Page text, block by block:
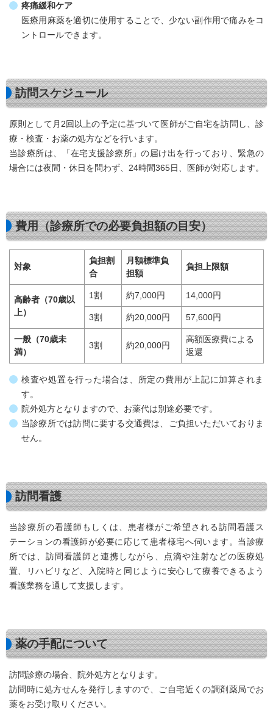
疼痛緩和ケア
医療用麻薬を適切に使用することで、少ない副作用で痛みをコ
ントロールできます。
訪問スケジュール
原則として月2回以上の予定に基づいて医師がご自宅を訪問し、診
療・検査・お薬の処方などを行います。
当診療所は、「在宅支援診療所」の届け出を行っており、緊急の
場合には夜間・休日を問わず、24時間365日、医師が対応します。
費用（診療所での必要負担額の目安）
対象
負担割
合
月額標準負
担額
負担上限額
高齢者（70歳以
上）
1割 約7,000円 14,000円
3割 約20,000円 57,600円
一般（70歳未
満）
3割 約20,000円
高額医療費による
返還
検査や処置を行った場合は、所定の費用が上記に加算されま
す。
院外処方となりますので、お薬代は別途必要です。
当診療所では訪問に要する交通費は、ご負担いただいておりま
せん。
訪問看護
当診療所の看護師もしくは、患者様がご希望される訪問看護ス
テーションの看護師が必要に応じて患者様宅へ伺います。当診療
所では、訪問看護師と連携しながら、点滴や注射などの医療処
置、リハビリなど、入院時と同じように安心して療養できるよう
看護業務を通して支援します。
薬の手配について
訪問診療の場合、院外処方となります。
訪問時に処方せんを発行しますので、ご自宅近くの調剤薬局でお
薬をお受け取りください。